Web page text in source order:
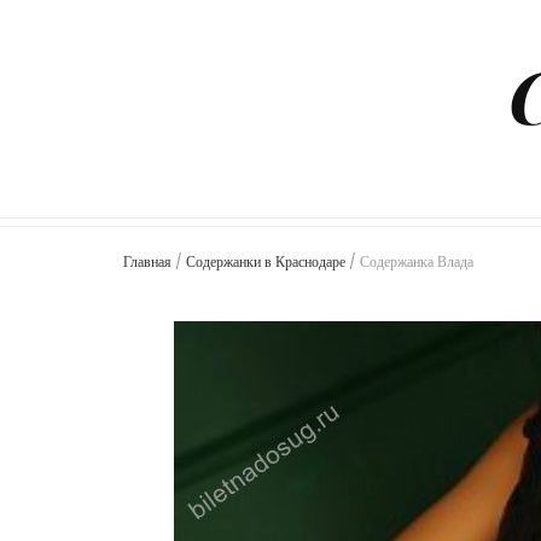
Главная / Содержанки в Краснодаре / Содержанка Влада